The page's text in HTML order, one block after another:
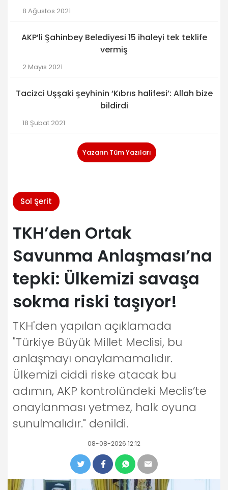
8 Ağustos 2021
AKP’li Şahinbey Belediyesi 15 ihaleyi tek teklife
vermiş
2 Mayıs 2021
Tacizci Uşşaki şeyhinin ‘Kıbrıs halifesi’: Allah bize
bildirdi
18 Şubat 2021
Yazarın Tüm Yazıları
Sol Şerit
TKH’den Ortak
Savunma Anlaşması’na
tepki: Ülkemizi savaşa
sokma riski taşıyor!
TKH'den yapılan açıklamada
"Türkiye Büyük Millet Meclisi, bu
anlaşmayı onaylamamalıdır.
Ülkemizi ciddi riske atacak bu
adımın, AKP kontrolündeki Meclis’te
onaylanması yetmez, halk oyuna
sunulmalıdır." denildi.
08-08-2026 12:12